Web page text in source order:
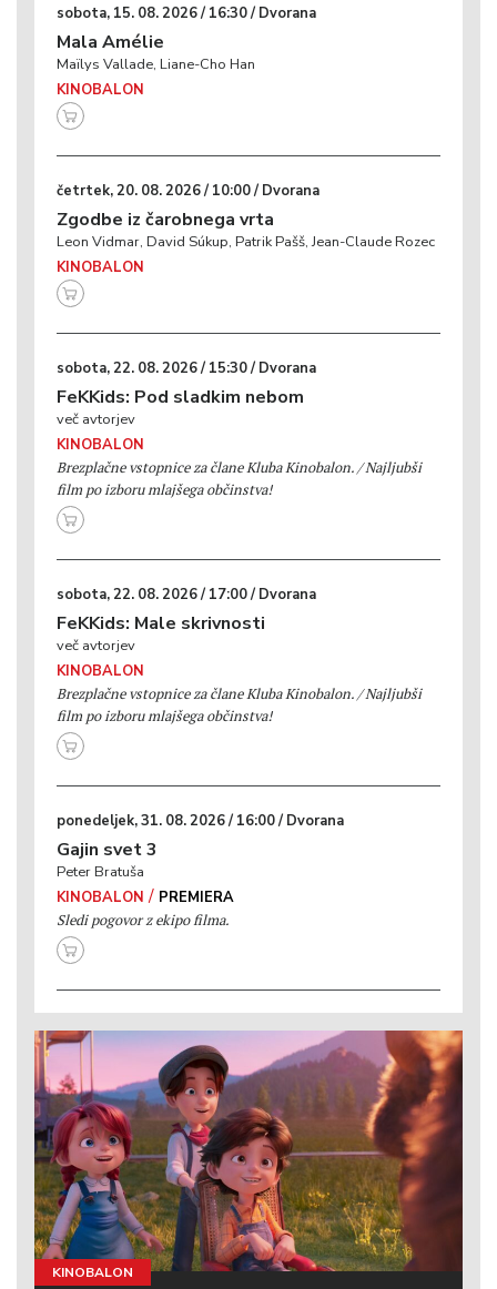
sobota, 15. 08. 2026 / 16:30 / Dvorana
Mala Amélie
Maïlys Vallade, Liane-Cho Han
KINOBALON
četrtek, 20. 08. 2026 / 10:00 / Dvorana
Zgodbe iz čarobnega vrta
Leon Vidmar, David Súkup, Patrik Pašš, Jean-Claude Rozec
KINOBALON
sobota, 22. 08. 2026 / 15:30 / Dvorana
FeKKids: Pod sladkim nebom
več avtorjev
KINOBALON
Brezplačne vstopnice za člane Kluba Kinobalon. / Najljubši
film po izboru mlajšega občinstva!
sobota, 22. 08. 2026 / 17:00 / Dvorana
FeKKids: Male skrivnosti
več avtorjev
KINOBALON
Brezplačne vstopnice za člane Kluba Kinobalon. / Najljubši
film po izboru mlajšega občinstva!
ponedeljek, 31. 08. 2026 / 16:00 / Dvorana
Gajin svet 3
Peter Bratuša
KINOBALON / PREMIERA
Sledi pogovor z ekipo filma.
KINOBALON